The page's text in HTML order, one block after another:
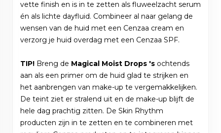
vette finish en is in te zetten als fluweelzacht serum
én als lichte dayfluid. Combineer al naar gelang de
wensen van de huid met een Cenzaa cream en
verzorg je huid overdag met een Cenzaa SPF.
TIP! Breng de Magical Moist Drops 's ochtends
aan als een primer om de huid glad te strijken en
het aanbrengen van make-up te vergemakkelijken.
De teint ziet er stralend uit en de make-up blijft de
hele dag prachtig zitten. De Skin Rhythm
producten zijn in te zetten en te combineren met